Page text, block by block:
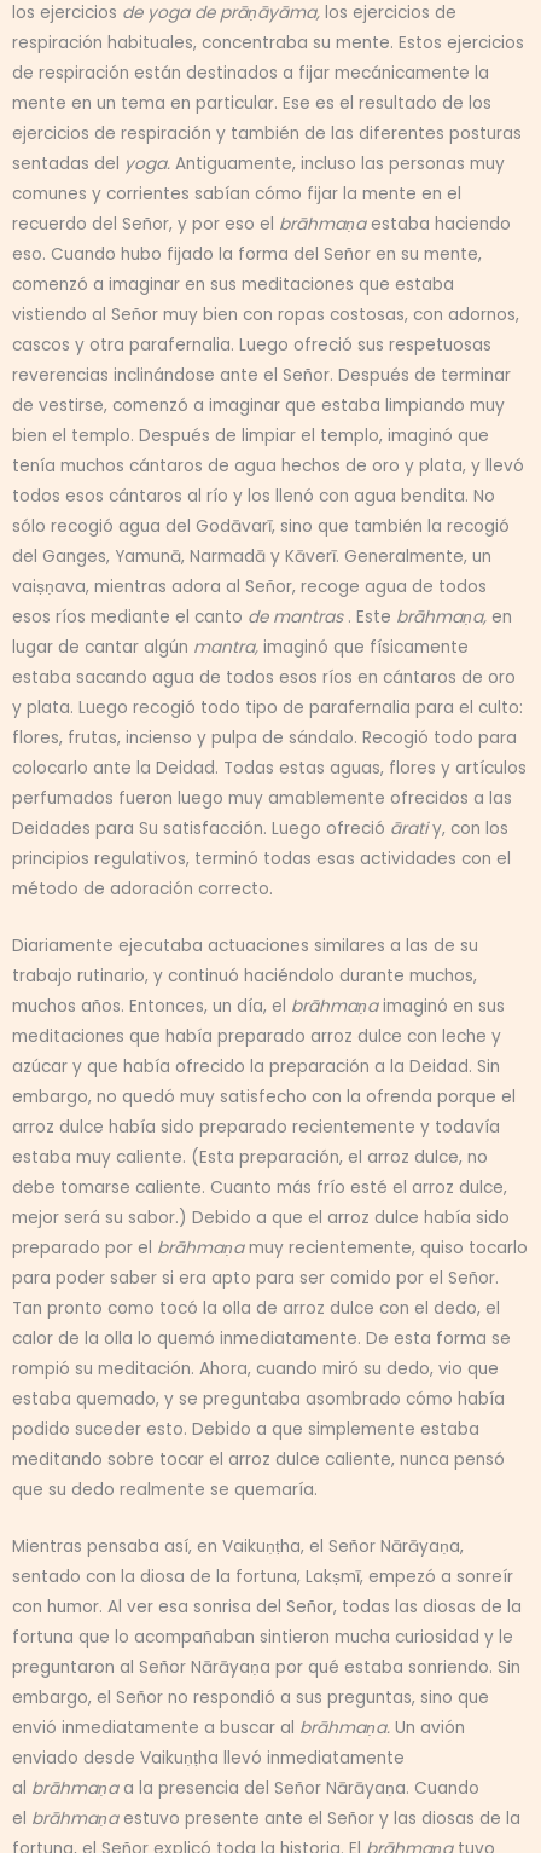
los ejercicios de yoga de prāṇāyāma, los ejercicios de
respiración habituales, concentraba su mente. Estos ejercicios
de respiración están destinados a fijar mecánicamente la
mente en un tema en particular. Ese es el resultado de los
ejercicios de respiración y también de las diferentes posturas
sentadas del yoga. Antiguamente, incluso las personas muy
comunes y corrientes sabían cómo fijar la mente en el
recuerdo del Señor, y por eso el brāhmaṇaestaba haciendo
eso. Cuando hubo fijado la forma del Señor en su mente,
comenzó a imaginar en sus meditaciones que estaba
vistiendo al Señor muy bien con ropas costosas, con adornos,
cascos y otra parafernalia. Luego ofreció sus respetuosas
reverencias inclinándose ante el Señor. Después de terminar
de vestirse, comenzó a imaginar que estaba limpiando muy
bien el templo. Después de limpiar el templo, imaginó que
tenía muchos cántaros de agua hechos de oro y plata, y llevó
todos esos cántaros al río y los llenó con agua bendita. No
sólo recogió agua del Godāvarī, sino que también la recogió
del Ganges, Yamunā, Narmadā y Kāverī. Generalmente, un
vaiṣṇava, mientras adora al Señor, recoge agua de todos
esos ríos mediante el canto de mantras. Este brāhmaṇa, en
lugar de cantar algún mantra, imaginó que físicamente
estaba sacando agua de todos esos ríos en cántaros de oro
y plata. Luego recogió todo tipo de parafernalia para el culto:
flores, frutas, incienso y pulpa de sándalo. Recogió todo para
colocarlo ante la Deidad. Todas estas aguas, flores y artículos
perfumados fueron luego muy amablemente ofrecidos a las
Deidades para Su satisfacción. Luego ofreció āratiy, con los
principios regulativos, terminó todas esas actividades con el
método de adoración correcto.
Diariamente ejecutaba actuaciones similares a las de su
trabajo rutinario, y continuó haciéndolo durante muchos,
muchos años. Entonces, un día, el brāhmaṇaimaginó en sus
meditaciones que había preparado arroz dulce con leche y
azúcar y que había ofrecido la preparación a la Deidad. Sin
embargo, no quedó muy satisfecho con la ofrenda porque el
arroz dulce había sido preparado recientemente y todavía
estaba muy caliente. (Esta preparación, el arroz dulce, no
debe tomarse caliente. Cuanto más frío esté el arroz dulce,
mejor será su sabor.) Debido a que el arroz dulce había sido
preparado por el brāhmaṇamuy recientemente, quiso tocarlo
para poder saber si era apto para ser comido por el Señor.
Tan pronto como tocó la olla de arroz dulce con el dedo, el
calor de la olla lo quemó inmediatamente. De esta forma se
rompió su meditación. Ahora, cuando miró su dedo, vio que
estaba quemado, y se preguntaba asombrado cómo había
podido suceder esto. Debido a que simplemente estaba
meditando sobre tocar el arroz dulce caliente, nunca pensó
que su dedo realmente se quemaría.
Mientras pensaba así, en Vaikuṇṭha, el Señor Nārāyaṇa,
sentado con la diosa de la fortuna, Lakṣmī, empezó a sonreír
con humor. Al ver esa sonrisa del Señor, todas las diosas de la
fortuna que lo acompañaban sintieron mucha curiosidad y le
preguntaron al Señor Nārāyaṇa por qué estaba sonriendo. Sin
embargo, el Señor no respondió a sus preguntas, sino que
envió inmediatamente a buscar al brāhmaṇa. Un avión
enviado desde Vaikuṇṭha llevó inmediatamente
al brāhmaṇaa la presencia del Señor Nārāyaṇa. Cuando
el brāhmaṇaestuvo presente ante el Señor y las diosas de la